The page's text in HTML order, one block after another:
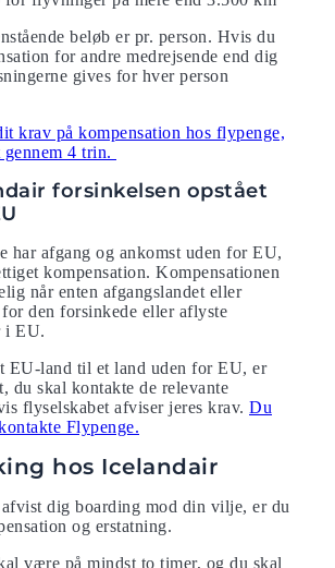
beløb er pr. person. Hvis du
for andre medrejsende end dig
gives for hver person
krav på kompensation hos flypenge,
4 trin.
forsinkelsen opstået
har afgang og ankomst uden for EU,
kompensation. Kompensationen
når enten afgangslandet eller
den forsinkede eller aflyste
i EU.
EU-land til et land uden for EU, er
du skal kontakte de relevante
flyselskabet afviser jeres krav. Du
Flypenge.
hos Icelandair
dig boarding mod din vilje, er du
og erstatning.
være på mindst to timer, og du skal